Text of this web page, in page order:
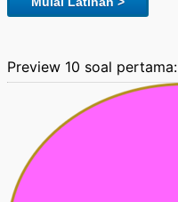
Preview 10 soal pertama: